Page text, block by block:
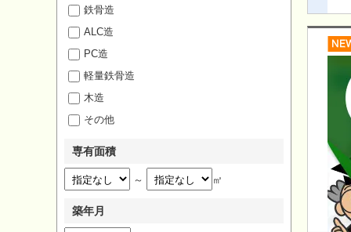
鉄骨造
ALC造
PC造
軽量鉄骨造
木造
その他
専有面積
～ ㎡
築年月